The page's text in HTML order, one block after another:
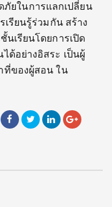
ภัยในการแลกเปลี่ยน
เรียนรู้ร่วมกัน สร้าง
นเรียนโดยการเปิด
ด้อย่างอิสระ เป็นผู้
ที่ของผู้สอน ใน